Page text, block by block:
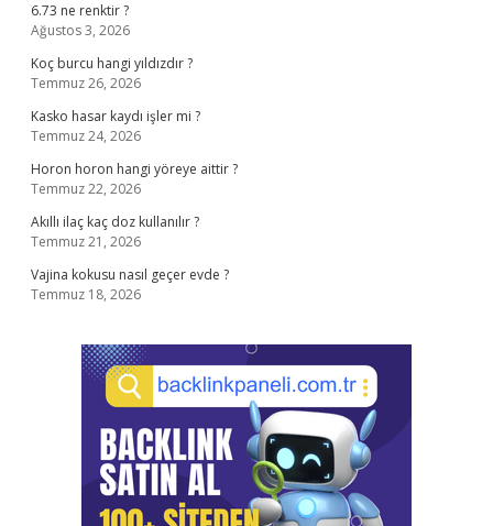
6.73 ne renktir ?
Ağustos 3, 2026
Koç burcu hangi yıldızdır ?
Temmuz 26, 2026
Kasko hasar kaydı işler mi ?
Temmuz 24, 2026
Horon horon hangi yöreye aittir ?
Temmuz 22, 2026
Akıllı ilaç kaç doz kullanılır ?
Temmuz 21, 2026
Vajina kokusu nasıl geçer evde ?
Temmuz 18, 2026